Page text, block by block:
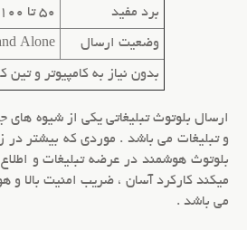
برد مفید 50 تا 100 متر
وضعیت ارسال Alone
بدون نیاز به کامپیوتر و تین
ارسال بلوتوث تبلیغاتی یکی از شیوه های
و تبلیغات می باشد . موردی که بیشتر در
بلوتوث هوشمند در عرضه تبلیغات و
میکند کارکرد آسان ، ضریب امنیت بالا و
می باشد .